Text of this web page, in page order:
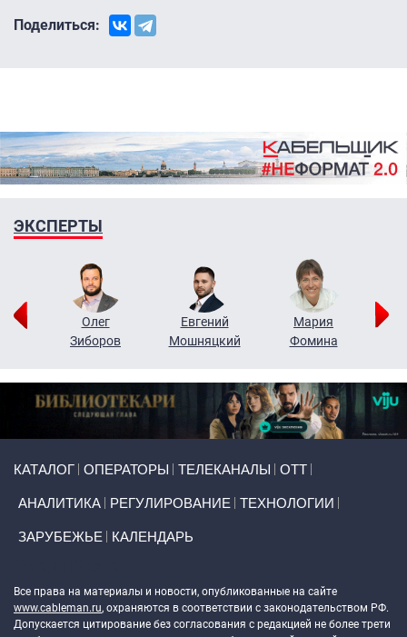
Поделиться:
ЭКСПЕРТЫ
Олег
Зиборов
Евгений
Мошняцкий
Мария
Фомина
КАТАЛОГ ОПЕРАТОРЫ ТЕЛЕКАНАЛЫ ОТТ
АНАЛИТИКА РЕГУЛИРОВАНИЕ ТЕХНОЛОГИИ
ЗАРУБЕЖЬЕ КАЛЕНДАРЬ
Все права на материалы и новости, опубликованные на сайте
www.cableman.ru, охраняются в соответствии с законодательством РФ.
Допускается цитирование без согласования с редакцией не более трети